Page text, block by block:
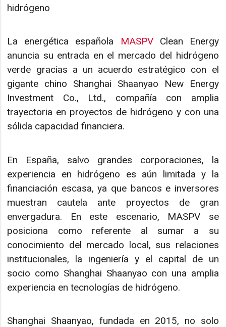
hidrógeno
La energética española MASPVClean Energy
anuncia su entrada en el mercado del hidrógeno
verde gracias a un acuerdo estratégico con el
gigante chino Shanghai Shaanyao New Energy
Investment Co., Ltd., compañía con amplia
trayectoria en proyectos de hidrógeno y con una
sólida capacidad financiera.
En España, salvo grandes corporaciones, la
experiencia en hidrógeno es aún limitada y la
financiación escasa, ya que bancos e inversores
muestran cautela ante proyectos de gran
envergadura. En este escenario, MASPV se
posiciona como referente al sumar a su
conocimiento del mercado local, sus relaciones
institucionales, la ingeniería y el capital de un
socio como Shanghai Shaanyao con una amplia
experiencia en tecnologías de hidrógeno.
Shanghai Shaanyao, fundada en 2015, no solo